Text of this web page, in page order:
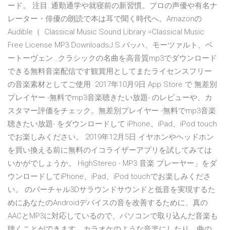
ード。 注目: 通勤通学や就寝前の新習慣。プロの声優や有名ナ
レーター・俳優の朗読で本は耳で聞く時代へ。Amazonの
Audible（ Classical Music Sound Library =Classical Music
Free License MP3 DownloadsJ.S.バッハ、モーツァルト、ベ
ートーヴェン…クラシックの名曲を高音質mp3でダウンロード
できる無料音楽配信です観賞用としてまたライセンスフリー
の音楽素材としてご使用 2017年10月9日 App Store で 無差別
プレイヤー -無料でmp3音楽聴きたい放題- のレビューや、カ
スタマー評価をチェック。無差別プレイヤー -無料でmp3音楽
聴きたい放題- をダウンロードして iPhone、iPad、iPod touch
でお楽しみください。 2019年12月5日 イヤホンやヘッドホン
を買い換える前に無料のイコライザーアプリを試してみては
いかがでしょうか。 HighStereo - MP3 音楽 プレーヤー」をダ
ウンロードしてiPhone、iPad、iPod touchでお楽しみくださ
い。 のバーチャル3Dサラウンドサウンドと低音を実現するた
めにあなたのAndroidデバイスの音を改善するために、真の
AACとMP3に対応しているので、パソコンで取り込んだ音楽も